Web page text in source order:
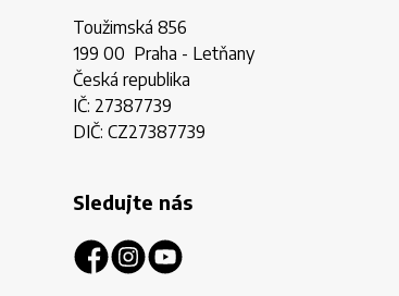
Toužimská 856
199 00 Praha - Letňany
Česká republika
IČ: 27387739
DIČ: CZ27387739
Sledujte nás